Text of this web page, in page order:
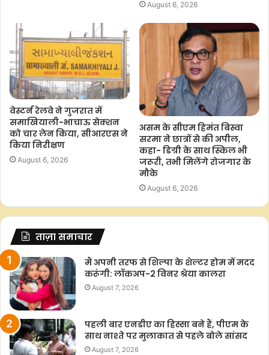
August 6, 2026
वेस्टर्न रेलवे ने गुजरात में
समाखियाली-भाचाऊ सेक्शन
को चार लेन किया, सीआरएस ने
किया निरीक्षण
August 6, 2026
असम के सीएम हिमंत बिस्वा
सरमा ने छात्रों से की अपील,
कहा- डिग्री के साथ स्किल भी
जरूरी, तभी मिलेंगे रोजगार के
मौके
August 6, 2026
ताज़ा समाचार
मैं अपनी तरफ से शिल्पा के शेल्टर होम में मदद
करूंगी: लॉकअप-2 विनर श्रेया कालरा
August 7, 2026
पहली बार एनडीए का हिस्सा बने हैं, पीएम के
साथ नाश्ते पर मुलाकात से पहले बोले सांसद
August 7, 2026